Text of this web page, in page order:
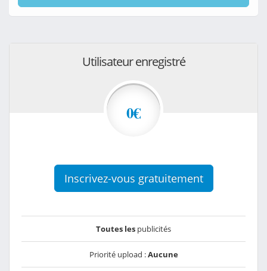
Utilisateur enregistré
0€
Inscrivez-vous gratuitement
Toutes les publicités
Priorité upload :Aucune